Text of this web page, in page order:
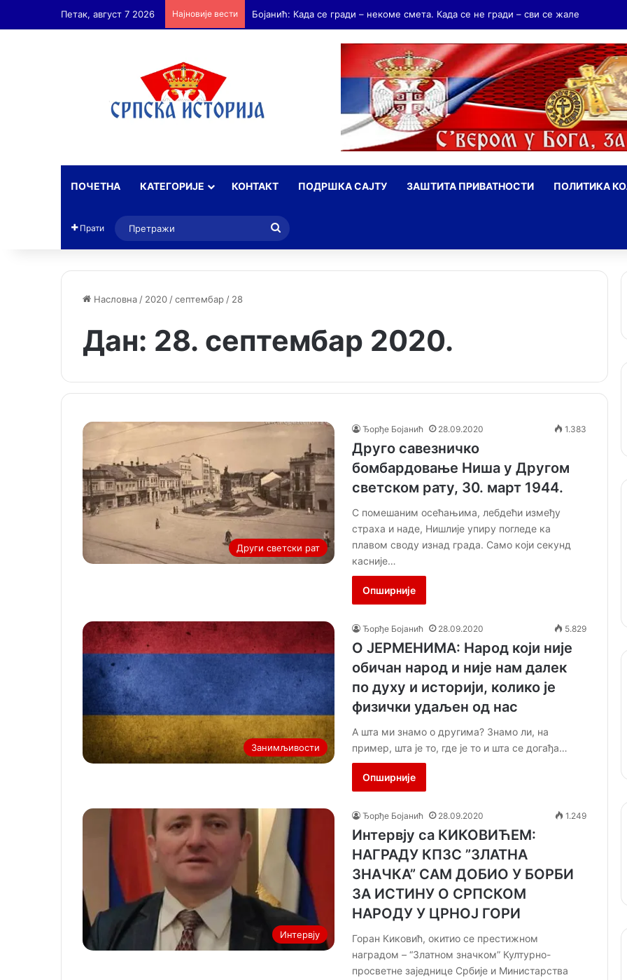
Петак, август 7 2026 Најновије вести Бојанић: Андријаш Мрњавчевић – заборављени брат Краљевића Марка
ПОЧЕТНА КАТЕГОРИЈЕ КОНТАКТ ПОДРШКА САЈТУ ЗАШТИТА ПРИВАТНОСТИ ПОЛИТИКА
Прати
Насловна / 2020 /септембар / 28
Дан: 28. септембар 2020.
Други светски рат
Ђорђе Бојанић 28.09.2020 1.383
Друго савезничко
бомбардовање Ниша у Другом
светском рату, 30. март 1944.
С помешаним осећањима, лебдећи између
страха и наде, Нишлије упиру погледе ка
плавом своду изнад града. Само који секунд
касније…
Опширније
Занимљивости
Ђорђе Бојанић 28.09.2020 5.829
О ЈЕРМЕНИМА: Народ који није
обичан народ и није нам далек
по духу и историји, колико је
физички удаљен од нас
А шта ми знамо о другима? Знамо ли, на
пример, шта је то, где је то и шта се догађа…
Опширније
Интервју
Ђорђе Бојанић 28.09.2020 1.249
Интервју са КИКОВИЋЕМ:
НАГРАДУ КПЗС ”ЗЛАТНА
ЗНАЧКА” САМ ДОБИО У БОРБИ
ЗА ИСТИНУ О СРПСКОМ
НАРОДУ У ЦРНОЈ ГОРИ
Горан Киковић, окитио се престижном
наградом – “Златном значком” Културно-
просветне заједнице Србије и Министарства